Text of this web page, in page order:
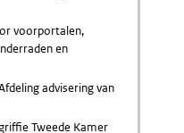
voorportalen,
en
advisering van
Tweede Kamer